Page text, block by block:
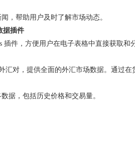
，帮助用户及时了解市场动态。
据插件
插件，方便用户在电子表格中直接获取和
汇对，提供全面的外汇市场数据。通过
据，包括历史价格和交易量。